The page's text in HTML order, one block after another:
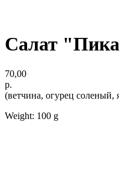
Салат
70,00
р.
(ветчина, огурец соленый,
Weight: 100 g